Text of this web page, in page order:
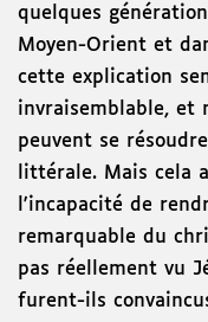
quelques
Moyen-Orient et
cette explication
invraisemblable, et
peuvent se
littérale. Mais cela
l'incapacité de
remarquable du
pas réellement vu
furent-ils